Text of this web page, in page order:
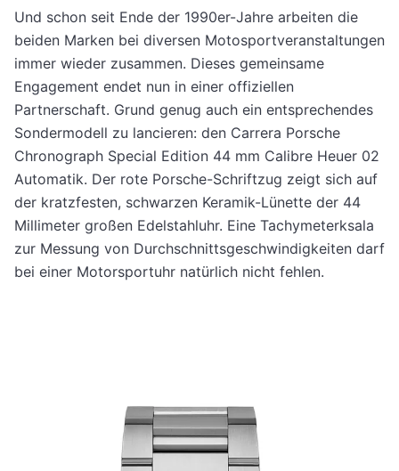
Und schon seit Ende der 1990er-Jahre arbeiten die
beiden Marken bei diversen Motosportveranstaltungen
immer wieder zusammen. Dieses gemeinsame
Engagement endet nun in einer offiziellen
Partnerschaft. Grund genug auch ein entsprechendes
Sondermodell zu lancieren: den Carrera Porsche
Chronograph Special Edition 44 mm Calibre Heuer 02
Automatik. Der rote Porsche-Schriftzug zeigt sich auf
der kratzfesten, schwarzen Keramik-Lünette der 44
Millimeter großen Edelstahluhr. Eine Tachymeterksala
zur Messung von Durchschnittsgeschwindigkeiten darf
bei einer Motorsportuhr natürlich nicht fehlen.